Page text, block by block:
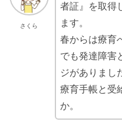
さくら
者証』を取得
ます。
春からは療育
でも発達障害
ジがありまし
療育手帳と受
か。